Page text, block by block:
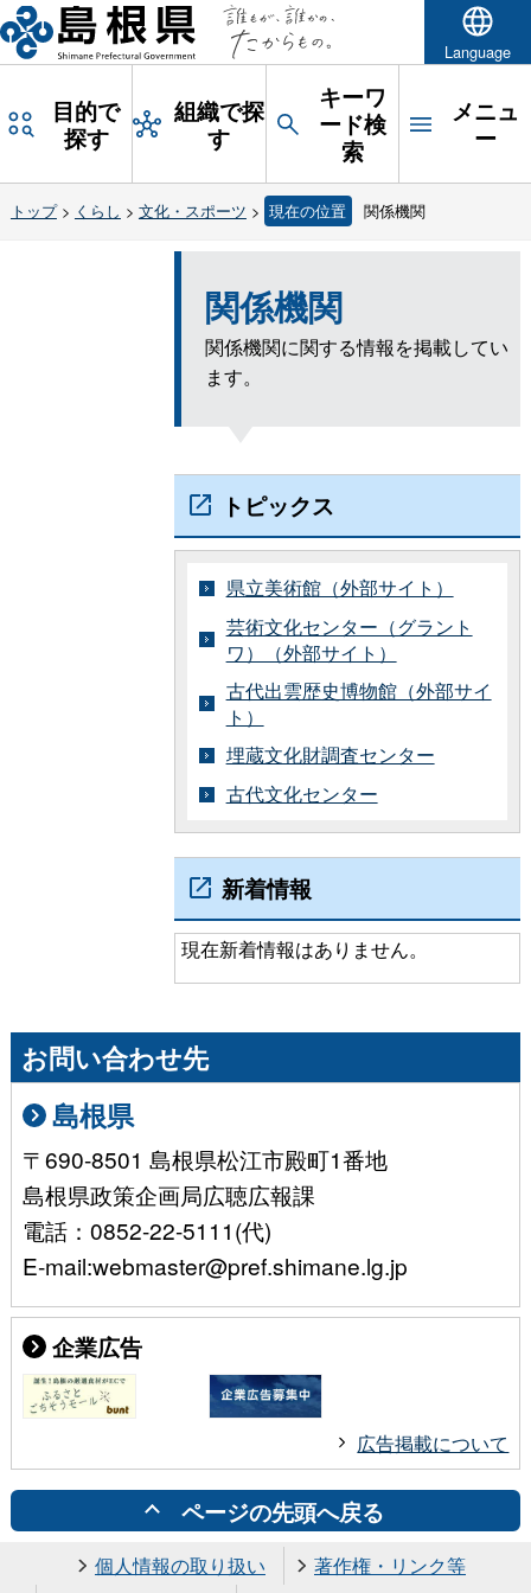
Language
目的で
探す
組織で探
す
キーワ
ード検
索
メニュ
ー
トップ> くらし > 文化・スポーツ > 現在の位置 関係機関
関係機関
関係機関に関する情報を掲載してい
ます。
トピックス
県立美術館（外部サイト）
芸術文化センター（グラント
ワ）（外部サイト）
古代出雲歴史博物館（外部サイ
ト）
埋蔵文化財調査センター
古代文化センター
新着情報
現在新着情報はありません。
お問い合わせ先
島根県
〒690-8501 島根県松江市殿町1番地
島根県政策企画局広聴広報課
電話：0852-22-5111(代)
E-mail:webmaster@pref.shimane.lg.jp
企業広告
広告掲載について
ページの先頭へ戻る
個人情報の取り扱い
著作権・リンク等